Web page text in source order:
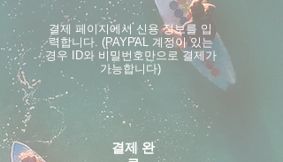
결제 페이지에서 신용 정보를 입
력합니다. (PAYPAL 계정이 있는
경우 ID와 비밀번호만으로 결제가
가능합니다)
결제 완